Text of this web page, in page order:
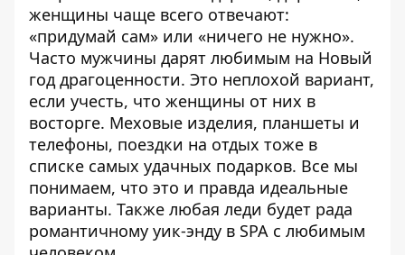
женщины чаще всего отвечают:
«придумай сам» или «ничего не нужно».
Часто мужчины дарят любимым на Новый
год драгоценности. Это неплохой вариант,
если учесть, что женщины от них в
восторге. Меховые изделия, планшеты и
телефоны, поездки на отдых тоже в
списке самых удачных подарков. Все мы
понимаем, что это и правда идеальные
варианты. Также любая леди будет рада
романтичному уик-энду в SPA с любимым